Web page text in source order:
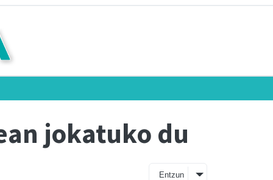
jokatuko du
Entzun